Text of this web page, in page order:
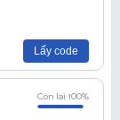
Lấy code
Còn lại 100%